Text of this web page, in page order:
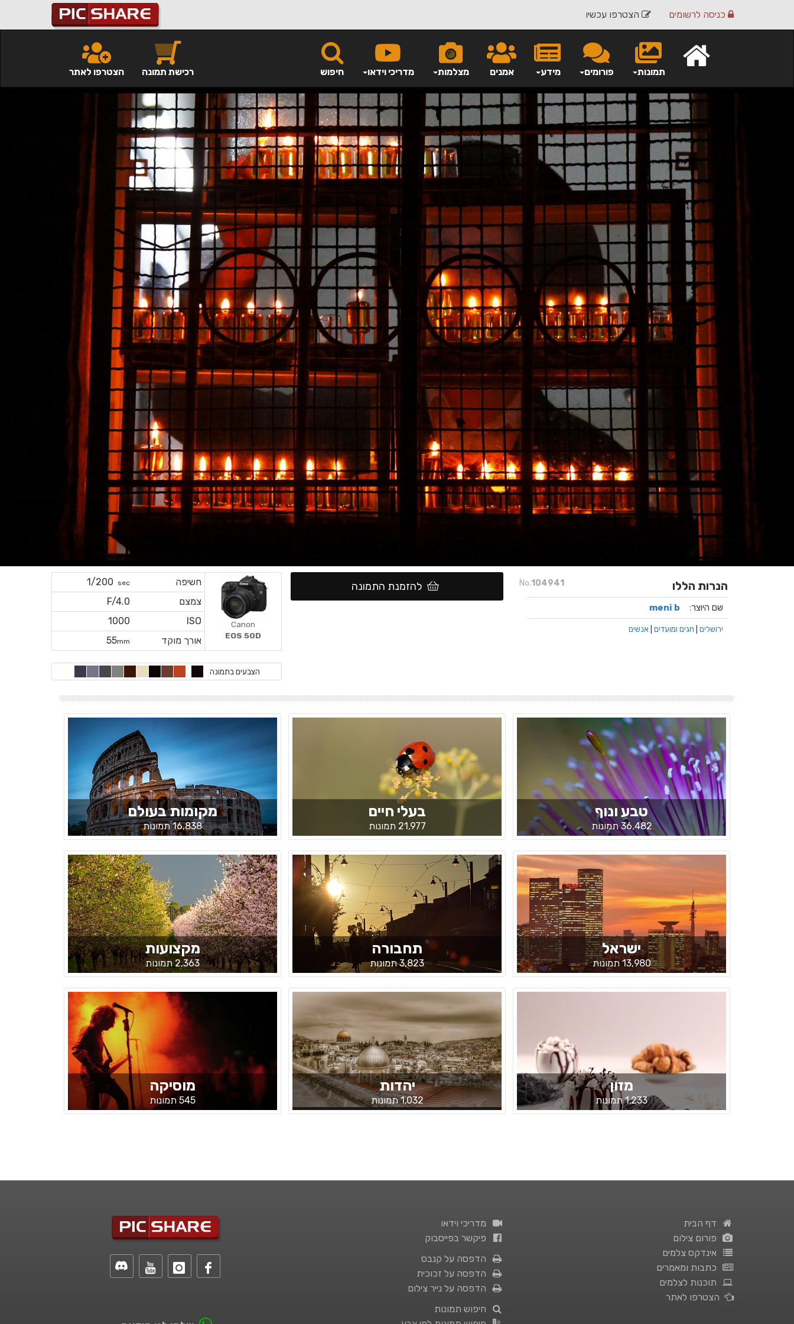
הצטרפו עכשיו כניסה לרשומים
חיפוש מדריכי וידאו מצלמות אמנים מידע פורומים תמונות הצטרפו לאתר רכישת תמונה
No.104941 הנרות הללו
שם היוצר: meni b
ירושלים חגים ומועדים אנשים
חשיפה sec
1/200
צמצם
F/4.0
ISO
1000
אורך מוקד
55mm
Canon
EOS 50D
הצבעים בתמונה
להזמנת התמונה
טבע ונוף
36,482 תמונות
בעלי חיים
21,977 תמונות
מקומות בעולם
16,838 תמונות
ישראל
13,980 תמונות
תחבורה
3,823 תמונות
מקצועות
2,363 תמונות
מזון
1,233 תמונות
יהדות
1,032 תמונות
מוסיקה
545 תמונות
מדריכי וידאו
פיקשר בפייסבוק
הדפסה על קנבס
הדפסה על זכוכית
הדפסה על נייר צילום
חיפוש תמונות
דף הבית
פורום צילום
אינדקס צלמים
כתבות ומאמרים
תוכנות לצלמים
הצטרפו לאתר